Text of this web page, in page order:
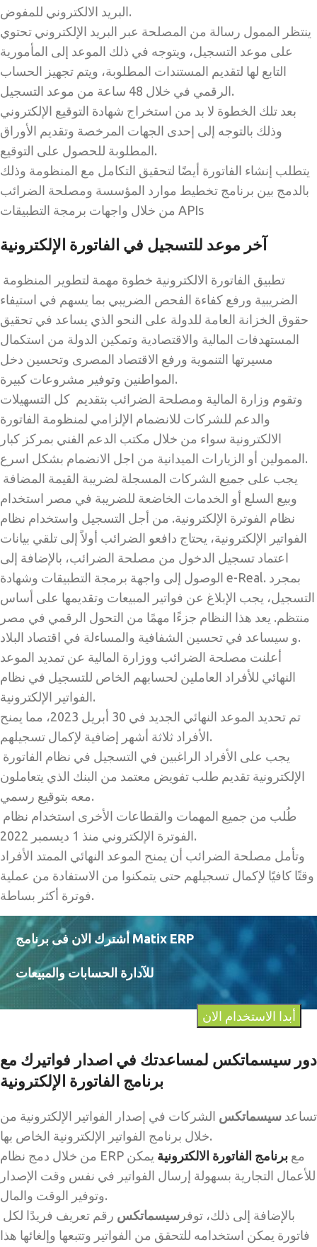
البريد الالكتروني للمفوض.
ينتظر الممول رسالة من المصلحة عبر البريد الإلكتروني تحتوي
على موعد التسجيل، ويتوجه في ذلك الموعد إلى المأمورية
التابع لها لتقديم المستندات المطلوبة، ويتم تجهيز الحساب
الرقمي في خلال 48 ساعة من موعد التسجيل.
بعد تلك الخطوة لا بد من استخراج شهادة التوقيع الإلكتروني
وذلك بالتوجه إلى إحدى الجهات المرخصة وتقديم الأوراق
المطلوبة للحصول على التوقيع.
يتطلب إنشاء الفاتورة أيضًا لتحقيق التكامل مع المنظومة وذلك
بالدمج بين برنامج تخطيط موارد المؤسسة ومصلحة الضرائب
من خلال واجهات برمجة التطبيقات APIs
آخر موعد للتسجيل في الفاتورة الإلكترونية
الضريبية ورفع كفاءة الفحص الضريبي بما يسهم في استيفاء
حقوق الخزانة العامة للدولة على النحو الذي يساعد في تحقيق
المستهدفات المالية والاقتصادية وتمكين الدولة من استكمال
مسيرتها التنموية ورفع الاقتصاد المصرى وتحسين دخل
المواطنين وتوفير مشروعات كبيرة.
وتقوم وزارة المالية ومصلحة الضرائب بتقديم كل التسهيلات
والدعم للشركات للانضمام الإلزامي لمنظومة الفاتورة
الالكترونية سواء من خلال مكتب الدعم الفني بمركز كبار
الممولين أو الزيارات الميدانية من اجل الانضمام بشكل اسرع.
وبيع السلع أو الخدمات الخاضعة للضريبة في مصر استخدام
نظام الفوترة الإلكترونية. من أجل التسجيل واستخدام نظام
الفواتير الإلكترونية، يحتاج دافعو الضرائب أولاً إلى تلقي بيانات
اعتماد تسجيل الدخول من مصلحة الضرائب، بالإضافة إلى
الوصول إلى واجهة برمجة التطبيقات وشهادة e-Real. بمجرد
التسجيل، يجب الإبلاغ عن فواتير المبيعات وتقديمها على أساس
منتظم. يعد هذا النظام جزءًا مهمًا من التحول الرقمي في مصر
و سيساعد في تحسين الشفافية والمساءلة في اقتصاد البلاد.
أعلنت مصلحة الضرائب ووزارة المالية عن تمديد الموعد
النهائي للأفراد العاملين لحسابهم الخاص للتسجيل في نظام
الفواتير الإلكترونية.
تم تحديد الموعد النهائي الجديد في 30 أبريل 2023، مما يمنح
الأفراد ثلاثة أشهر إضافية لإكمال تسجيلهم.
الإلكترونية تقديم طلب تفويض معتمد من البنك الذي يتعاملون
معه بتوقيع رسمي.
الفوترة الإلكتروني منذ 1 ديسمبر 2022.
وتأمل مصلحة الضرائب أن يمنح الموعد النهائي الممتد الأفراد
وقتًا كافيًا لإكمال تسجيلهم حتى يتمكنوا من الاستفادة من عملية
فوترة أكثر بساطة.
أشترك الان فى برنامج Matix ERP
للآدارة الحسابات والمبيعات
أبدا الاستخدام الان
دور سيسماتكس لمساعدتك في اصدار فواتيرك مع
برنامج الفاتورة الإلكترونية
تساعد سيسماتكس الشركات في إصدار الفواتير الإلكترونية من
خلال برنامج الفواتير الإلكترونية الخاص بها.
من خلال دمج نظام ERP مع برنامج الفاتورة الالكترونية يمكن
للأعمال التجارية بسهولة إرسال الفواتير في نفس وقت الإصدار
وتوفير الوقت والمال.
بالإضافة إلى ذلك، توفر سيسماتكس رقم تعريف فريدًا لكل
فاتورة يمكن استخدامه للتحقق من الفواتير وتتبعها وإلغائها هذا